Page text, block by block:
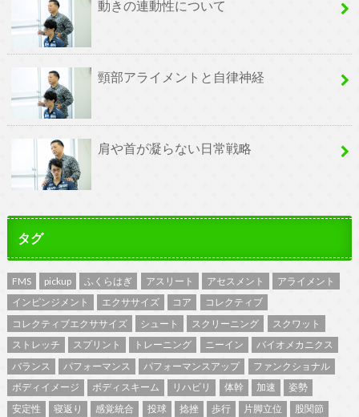
動きの連動性について
頸部アライメントと自律神経
肩や首が凝らない日常戦略
タグ
FMS pickup ふくらはぎ アスリート アセスメント
アライメント
インピンジメント
エクササイズ コア
コレクティブ
コレクティブエクササイズ
シュート スクリーニング
スクワット
ストレッチ
スプリント トレーニング ニーイン
バイオメカニクス
バランス
パフォーマンス パフォーマンスアップ
ファンクショナル
ボディイメージ
ボディスキーム リハビリ 体幹 加速
姿勢
安定性
寝返り 感覚統合 投球 捻挫 歩行 片脚立位
股関節